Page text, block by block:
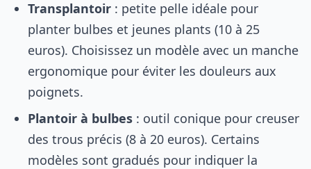
Transplantoir : petite pelle idéale pour
planter bulbes et jeunes plants (10 à 25
euros). Choisissez un modèle avec un manche
ergonomique pour éviter les douleurs aux
poignets.
Plantoir à bulbes : outil conique pour creuser
des trous précis (8 à 20 euros). Certains
modèles sont gradués pour indiquer la